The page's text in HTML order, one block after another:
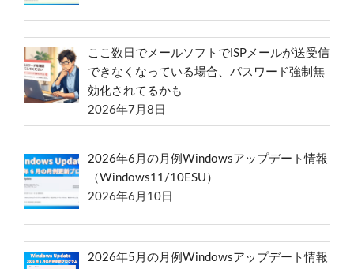
ここ数日でメールソフトでISPメールが送受信
できなくなっている場合、パスワード強制無
効化されてるかも
2026年7月8日
2026年6月の月例Windowsアップデート情報
（Windows11/10ESU）
2026年6月10日
2026年5月の月例Windowsアップデート情報